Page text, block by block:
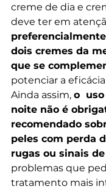
creme de dia e
deve ter em
dois cremes da
que se
potenciar a
Ainda assim, o
noite não é
recomendado
peles com perda
rugas ou sinais
problemas que
tratamento mais